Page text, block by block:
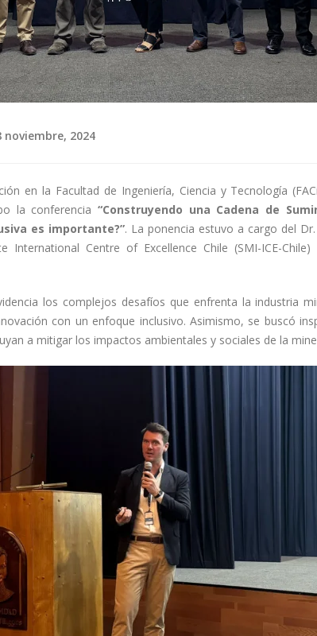
noviembre, 2024
en la Facultad de Ingeniería, Ciencia y Tecnología
la conferencia “Construyendo una Cadena de
es importante?”. La ponencia estuvo a cargo del
International Centre of Excellence Chile (SMI-ICE-
los complejos desafíos que enfrenta la industria
con un enfoque inclusivo. Asimismo, se buscó
a mitigar los impactos ambientales y sociales de la